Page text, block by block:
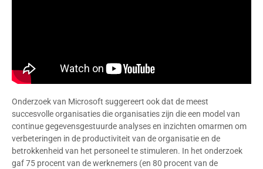
Onderzoek van Microsoft suggereert ook dat de meest
succesvolle organisaties die organisaties zijn die een model van
continue gegevensgestuurde analyses en inzichten omarmen om
verbeteringen in de productiviteit van de organisatie en de
betrokkenheid van het personeel te stimuleren. In het onderzoek
gaf 75 procent van de werknemers (en 80 procent van de